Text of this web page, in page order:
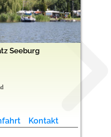
Seeburg
Kontakt